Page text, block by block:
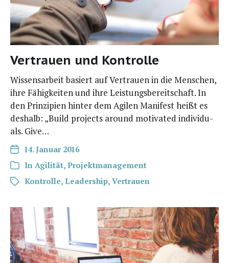
Vertrauen und Kontrolle
Wissens­ar­beit basiert auf Ver­trau­en in die Men­schen,
ihre Fähig­kei­ten und ihre Leis­tungs­be­reit­schaft. In
den Prin­zi­pi­en hin­ter dem Agi­len Mani­fest heißt es
des­halb: „Build pro­jects around moti­va­ted indi­vi­du­
als. Give…
14. Januar 2016
In Agilität, Projektmanagement
Kontrolle, Leadership, Vertrauen